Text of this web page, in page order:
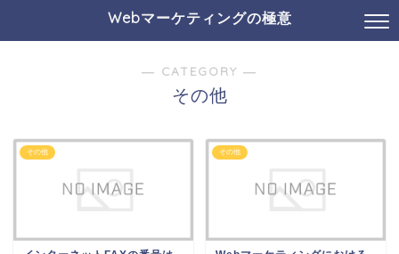
Webマーケティングの極意
― CATEGORY ―
その他
その他 その他